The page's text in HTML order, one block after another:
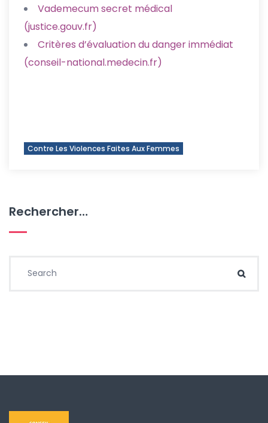
Vademecum secret médical
(justice.gouv.fr)
Critères d’évaluation du danger immédiat
(conseil-national.medecin.fr)
Contre Les Violences Faites Aux Femmes
Rechercher…